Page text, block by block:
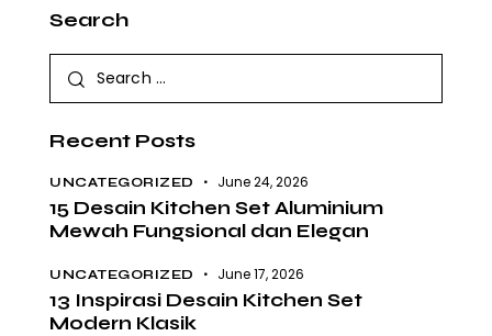
Search
Recent Posts
UNCATEGORIZED June 24, 2026
15 Desain Kitchen Set Aluminium
Mewah Fungsional dan Elegan
UNCATEGORIZED June 17, 2026
13 Inspirasi Desain Kitchen Set
Modern Klasik